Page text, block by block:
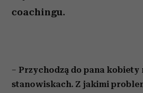
coachingu.
– Przychodzą do pana
stanowiskach. Z jakimi